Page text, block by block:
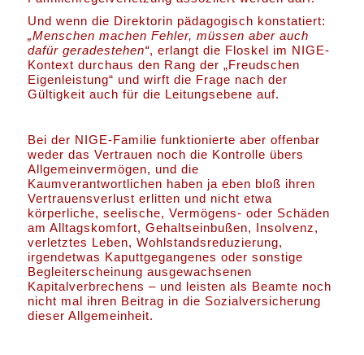
Und wenn die Direktorin pädagogisch konstatiert:
„Menschen machen Fehler, müssen aber auch
dafür geradestehen“, erlangt die Floskel im NIGE-
Kontext durchaus den Rang der „Freudschen
Eigenleistung“ und wirft die Frage nach der
Gültigkeit auch für die Leitungsebene auf.
Bei der NIGE-Familie funktionierte aber offenbar
weder das Vertrauen noch die Kontrolle übers
Allgemeinvermögen, und die
Kaumverantwortlichen haben ja eben bloß ihren
Vertrauensverlust erlitten und nicht etwa
körperliche, seelische, Vermögens- oder Schäden
am Alltagskomfort, Gehaltseinbußen, Insolvenz,
verletztes Leben, Wohlstandsreduzierung,
irgendetwas Kaputtgegangenes oder sonstige
Begleiterscheinung ausgewachsenen
Kapitalverbrechens – und leisten als Beamte noch
nicht mal ihren Beitrag in die Sozialversicherung
dieser Allgemeinheit.